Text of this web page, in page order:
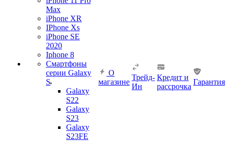
Max
iPhone XR
IPhone Xs
iPhone SE
2020
Iphone 8
Смартфоны
серии Galaxy
S
Galaxy
S22
Galaxy
S23
Galaxy
S23FE
О
магазине
Трейд-
Ин
Кредит и
рассрочка
Гарантия